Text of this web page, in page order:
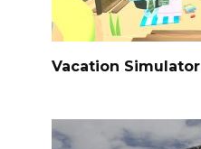
Vacation Simulator